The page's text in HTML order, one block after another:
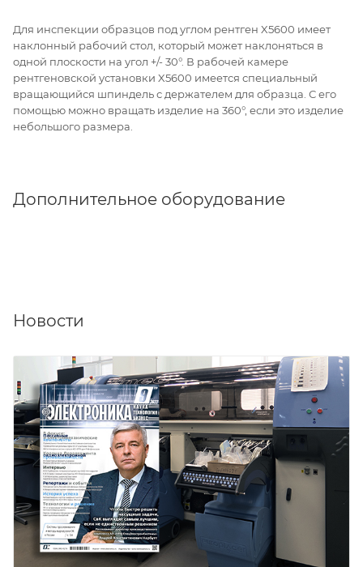
Для инспекции образцов под углом рентген X5600 имеет
наклонный рабочий стол, который может наклоняться в
одной плоскости на угол +/- 30°. В рабочей камере
рентгеновской установки X5600 имеется специальный
вращающийся шпиндель с держателем для образца. С его
помощью можно вращать изделие на 360°, если это изделие
небольшого размера.
Дополнительное оборудование
Новости